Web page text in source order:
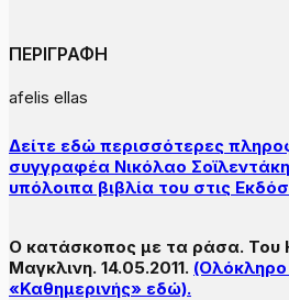
ΠΕΡΙΓΡΑΦΗ
afelis ellas
Δείτε εδώ περισσότερες
συγγραφέα Νικόλαο
υπόλοιπα βιβλία του στις
Ο κατάσκοπος με τα ράσα. Του
Μαγκλινη. 14.05.2011. (Ολόκληρο
«Καθημερινής» εδώ).